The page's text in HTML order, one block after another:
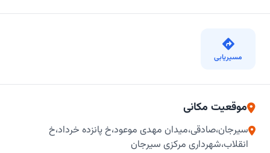
مسیریابی
موقعیت مکانی
سیرجان،صادقی،میدان مهدی موعود،خ پانزده خرداد،خ
انقلاب،شهرداری مرکزی سیرجان